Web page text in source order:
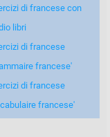
di francese con
libri
di francese
francese'
di francese
francese'